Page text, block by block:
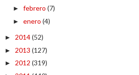
► febrero (7)
► enero (4)
► 2014(52)
► 2013 (127)
► 2012 (319)